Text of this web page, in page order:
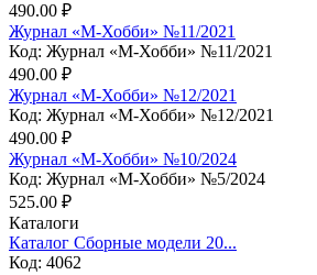
490.00 ₽
Журнал «М-Хобби» №11/2021
Код: Журнал «М-Хобби» №11/2021
490.00 ₽
Журнал «М-Хобби» №12/2021
Код: Журнал «М-Хобби» №12/2021
490.00 ₽
Журнал «М-Хобби» №10/2024
Код: Журнал «М-Хобби» №5/2024
525.00 ₽
Каталоги
Каталог Сборные модели 20...
Код: 4062